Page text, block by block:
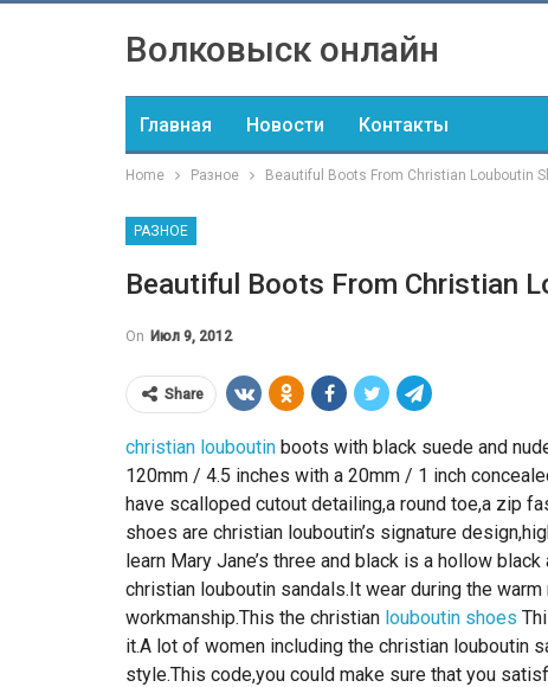
Волковыск онлайн
Главная Новости Контакты
Home Разное Beautiful Boots From Christian Louboutin
РАЗНОЕ
Beautiful Boots From Christian
On Июл 9, 2012
Share
christian louboutin boots with black suede and
120mm / 4.5 inches with a 20mm / 1 inch
have scalloped cutout detailing,a round toe,a zip
shoes are christian louboutin’s signature
learn Mary Jane’s three and black is a hollow
christian louboutin sandals.It wear during the
workmanship.This the christian louboutin shoes
it.A lot of women including the christian louboutin
style.This code,you could make sure that you